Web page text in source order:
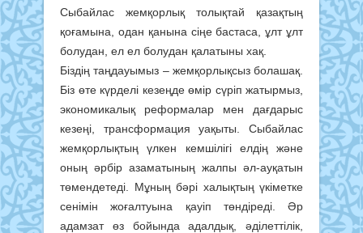
Сыбайлас жемқорлық толықтай қазақтың
қоғамына, одан қанына сіңе бастаса, ұлт ұлт
болудан, ел ел болудан қалатыны хақ.
Біздің таңдауымыз – жемқорлықсыз болашақ.
Біз өте күрделі кезеңде өмір сүріп жатырмыз,
экономикалық реформалар мен дағдарыс
кезеңі, трансформация уақыты. Сыбайлас
жемқорлықтың үлкен кемшілігі елдің және
оның әрбір азаматының жалпы әл-ауқатын
төмендетеді. Мұның бәрі халықтың үкіметке
сенімін жоғалтуына қауіп төндіреді. Әр
адамзат өз бойында адалдық, әділеттілік,